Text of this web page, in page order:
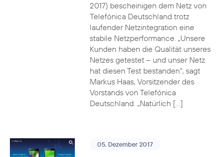
2017) bescheinigen dem Netz von
Telefónica Deutschland trotz
laufender Netzintegration eine
stabile Netzperformance. „Unsere
Kunden haben die Qualität unseres
Netzes getestet – und unser Netz
hat diesen Test bestanden“, sagt
Markus Haas, Vorsitzender des
Vorstands von Telefónica
Deutschland. „Natürlich […]
05. Dezember 2017